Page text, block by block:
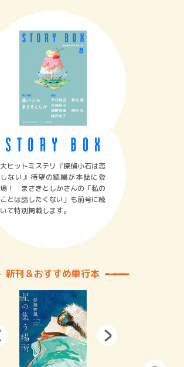
大ヒットミステリ『探偵小石は恋
しない』待望の続編が本誌に登
場！ まさきとしかさんの「私の
ことは話したくない」も前号に続
いて特別掲載します。
新刊＆おすすめ単行本